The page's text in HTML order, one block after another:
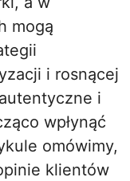
mogą
i rosnącej
i
wpłynąć
omówimy,
klientów